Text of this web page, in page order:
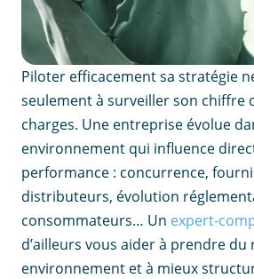
Piloter efficacement sa stratégie
seulement à surveiller son chiffre
charges. Une entreprise évolue
environnement qui influence
performance : concurrence,
distributeurs, évolution
consommateurs… Un expert-
d’ailleurs vous aider à prendre du
environnement et à mieux